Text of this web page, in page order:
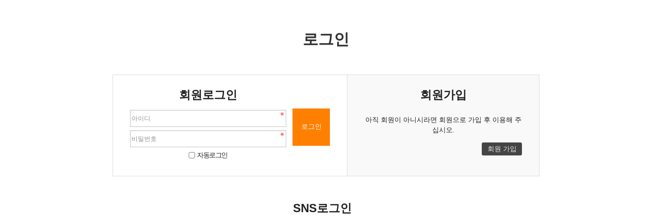
로그인
회원로그인
자동로그인
회원가입
아직 회원이 아니시라면 회원으로 가입 후 이용해 주
십시오.
회원 가입
SNS로그인